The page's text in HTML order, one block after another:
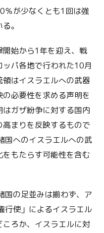
％が少なくとも1回は強
。
始から1年を迎え、戦
パ各地で行われた10月
はイスラエルへの武器
必要性を求める声明を
ガザ紛争に対する国内
まりを反映するもので
国へのイスラエルへの武
もたらす可能性を含む
国の足並みは揃わず、ア
行使」によるイスラエル
ろか、イスラエルに対